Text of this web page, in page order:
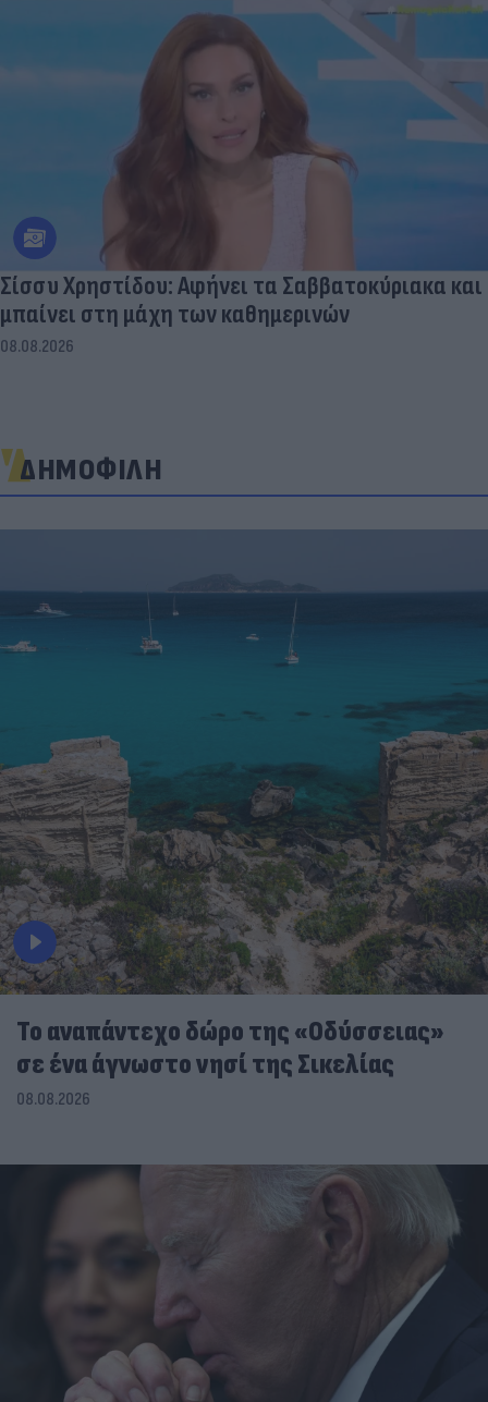
Σίσσυ Χρηστίδου: Αφήνει τα Σαββατοκύριακα και
μπαίνει στη μάχη των καθημερινών
08.08.2026
ΔΗΜΟΦΙΛΗ
To αναπάντεχο δώρο της «Οδύσσειας»
σε ένα άγνωστο νησί της Σικελίας
08.08.2026